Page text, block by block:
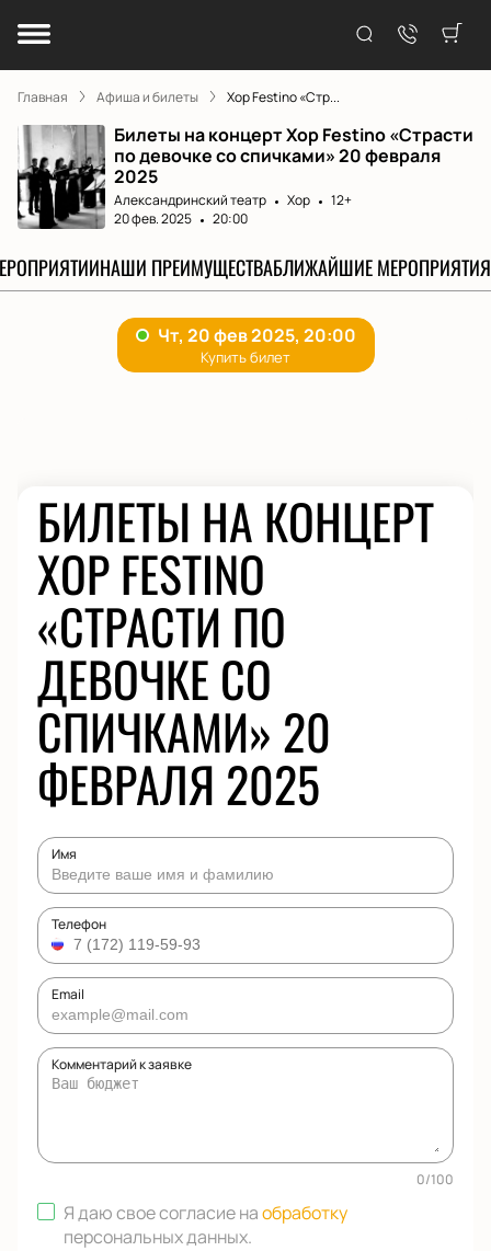
Главная Афиша и билеты Хор Festino «Стр...
Билеты на концерт Хор Festino «Страсти
по девочке со спичками» 20 февраля
2025
Александринский театр Хор
12+
20 фев. 2025
20:00
НАШИ ПРЕИМУЩЕСТВАБЛИЖАЙШИЕ МЕРОПРИЯТИЯ
БИЛЕТЫ НА КОНЦЕРТ
ХОР FESTINO
«СТРАСТИ ПО
ДЕВОЧКЕ СО
СПИЧКАМИ» 20
ФЕВРАЛЯ 2025
Имя
Телефон
Email
Комментарий к заявке
0/100
Я даю свое согласие наобработку
персональных данных.